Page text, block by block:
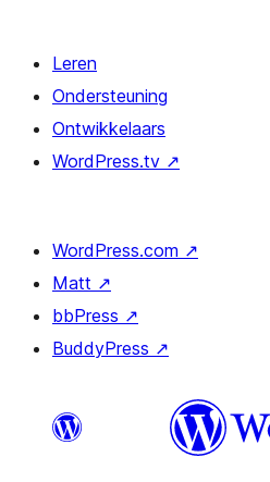
Leren
Ondersteuning
Ontwikkelaars
WordPress.tv ↗
WordPress.com ↗
Matt ↗
bbPress ↗
BuddyPress ↗